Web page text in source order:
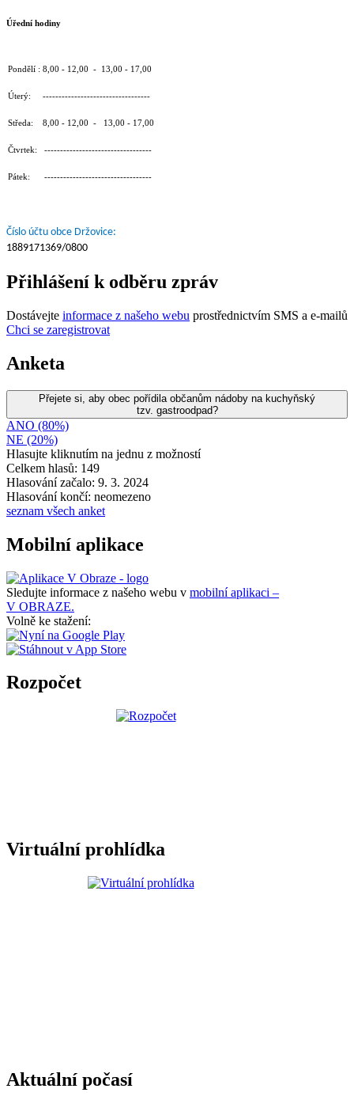
Úřední hodiny
Pondělí : 8,00 - 12,00 - 13,00 - 17,00
Úterý: ----------------------------------
Středa: 8,00 - 12,00 - 13,00 - 17,00
Čtvrtek: ----------------------------------
Pátek: ----------------------------------
Číslo účtu obce Držovice:
1889171369/0800
Přihlášení k odběru zpráv
Dostávejte informace z našeho webu prostřednictvím SMS a e-mailů
Chci se zaregistrovat
Anketa
Přejete si, aby obec pořídila občanům nádoby na kuchyňský
tzv. gastroodpad?
ANO (80%)
NE (20%)
Hlasujte kliknutím na jednu z možností
Celkem hlasů: 149
Hlasování začalo: 9. 3. 2024
Hlasování končí: neomezeno
seznam všech anket
Mobilní aplikace
Sledujte informace z našeho webu v mobilní aplikaci –
V OBRAZE.
Volně ke stažení:
Rozpočet
Virtuální prohlídka
Aktuální počasí